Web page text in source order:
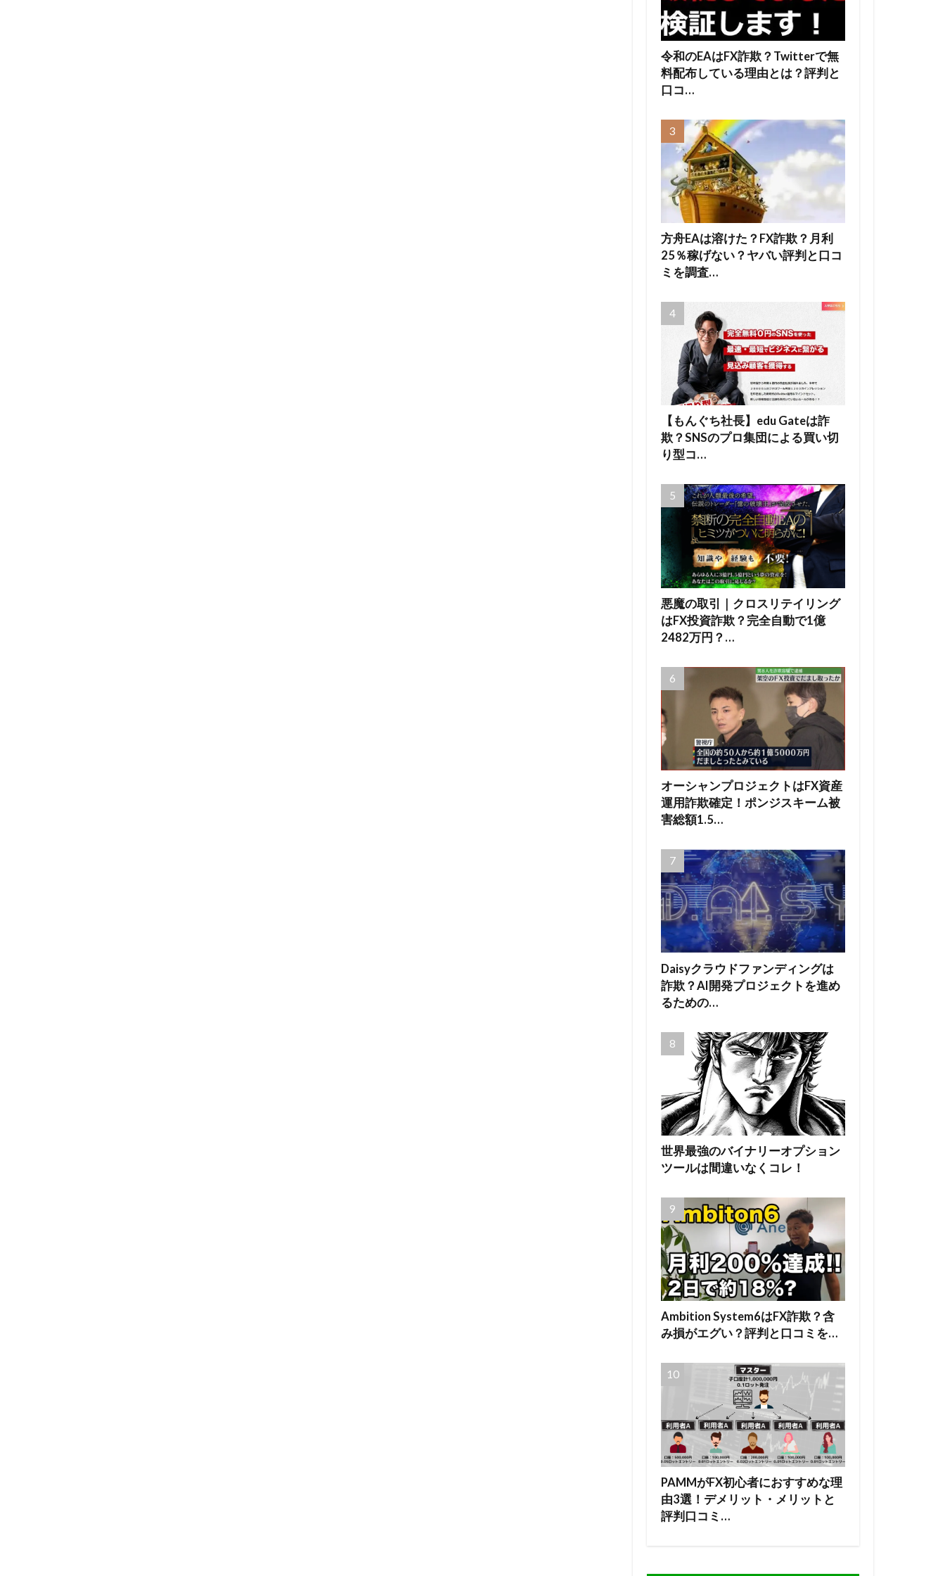
令和のEAはFX詐欺？Twitterで無
料配布している理由とは？評判と
口コ…
方舟EAは溶けた？FX詐欺？月利
25％稼げない？ヤバい評判と口コ
ミを調査…
【もんぐち社長】edu Gateは詐
欺？SNSのプロ集団による買い切
り型コ…
悪魔の取引｜クロスリテイリング
はFX投資詐欺？完全自動で1億
2482万円？…
オーシャンプロジェクトはFX資産
運用詐欺確定！ポンジスキーム被
害総額1.5…
Daisyクラウドファンディングは
詐欺？AI開発プロジェクトを進め
るための…
世界最強のバイナリーオプション
ツールは間違いなくコレ！
Ambition System6はFX詐欺？含
み損がエグい？評判と口コミを…
PAMMがFX初心者におすすめな理
由3選！デメリット・メリットと
評判口コミ…